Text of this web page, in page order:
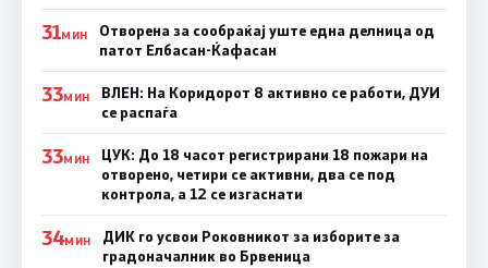
31МИН
Отворена за сообраќај уште една делница од
патот Елбасан-Ќафасан
33МИН
ВЛЕН: На Коридорот 8 активно се работи, ДУИ
се распаѓа
33МИН
ЦУК: До 18 часот регистрирани 18 пожари на
отворено, четири се активни, два се под
контрола, а 12 се изгаснати
34МИН
ДИК го усвои Роковникот за изборите за
градоначалник во Брвеница